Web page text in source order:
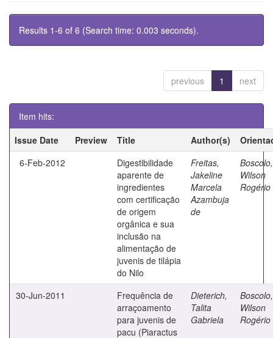
Results 1-6 of 6 (Search time: 0.003 seconds).
previous 1 next
Item hits:
Issue Date
Preview Title Author(s)
6-Feb-2012
Digestibilidade
aparente de
ingredientes
com certificação
de origem
orgânica e sua
inclusão na
alimentação de
juvenis de tilápia
do Nilo
Freitas,
Jakeline
Marcela
Azambuja
de
Boscolo,
Wilson
Rogério
30-Jun-2011
Frequência de
arraçoamento
para juvenis de
pacu (Piaractus
Dieterich,
Talita
Gabriela
Boscolo,
Wilson
Rogério